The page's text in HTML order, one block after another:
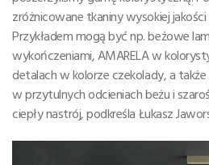
zróżnicowane tkaniny wysokiej
Przykładem mogą być np. beżowe
wykończeniami, AMARELA w
detalach w kolorze czekolady, a także
w przytulnych odcieniach beżu i
ciepły nastrój, podkreśla Łukasz